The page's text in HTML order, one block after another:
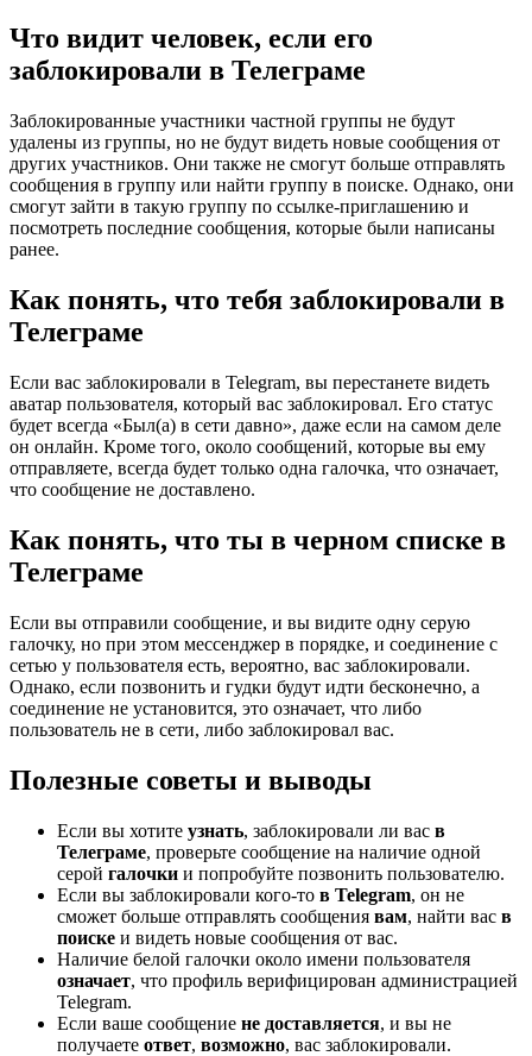
Что видит человек, если его
заблокировали в Телеграме
Заблокированные участники частной группы не будут
удалены из группы, но не будут видеть новые сообщения от
других участников. Они также не смогут больше отправлять
сообщения в группу или найти группу в поиске. Однако, они
смогут зайти в такую группу по ссылке-приглашению и
посмотреть последние сообщения, которые были написаны
ранее.
Как понять, что тебя заблокировали в
Телеграме
Если вас заблокировали в Telegram, вы перестанете видеть
аватар пользователя, который вас заблокировал. Его статус
будет всегда «Был(а) в сети давно», даже если на самом деле
он онлайн. Кроме того, около сообщений, которые вы ему
отправляете, всегда будет только одна галочка, что означает,
что сообщение не доставлено.
Как понять, что ты в черном списке в
Телеграме
Если вы отправили сообщение, и вы видите одну серую
галочку, но при этом мессенджер в порядке, и соединение с
сетью у пользователя есть, вероятно, вас заблокировали.
Однако, если позвонить и гудки будут идти бесконечно, а
соединение не установится, это означает, что либо
пользователь не в сети, либо заблокировал вас.
Полезные советы и выводы
Если вы хотите узнать, заблокировали ли вас в
Телеграме, проверьте сообщение на наличие одной
серой галочки и попробуйте позвонить пользователю.
Если вы заблокировали кого-то в Telegram, он не
сможет больше отправлять сообщения вам, найти вас в
поиске и видеть новые сообщения от вас.
Наличие белой галочки около имени пользователя
означает, что профиль верифицирован администрацией
Telegram.
Если ваше сообщение не доставляется, и вы не
получаете ответ, возможно, вас заблокировали.